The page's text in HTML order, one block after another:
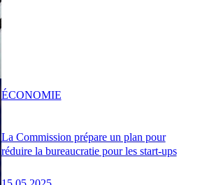
La Commission prépare un plan pour
réduire la bureaucratie pour les start-ups
ÉCONOMIE